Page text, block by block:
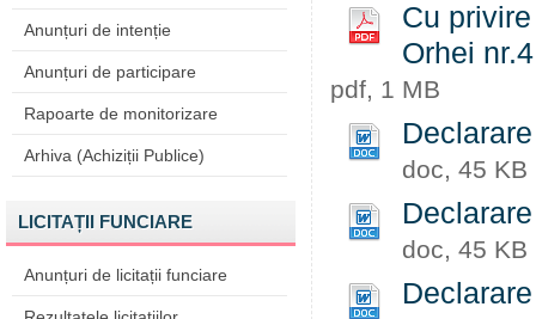
Anunțuri de intenție
Anunțuri de participare
Rapoarte de monitorizare
Arhiva (Achiziții Publice)
LICITAȚII FUNCIARE
Anunțuri de licitații funciare
Cu
Orhei
pdf, 1 MB
doc, 45 KB
doc, 45 KB